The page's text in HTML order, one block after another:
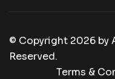
© Copyright 2026 by
Reserved.
Terms &